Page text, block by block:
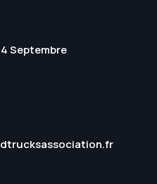
Septembre